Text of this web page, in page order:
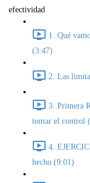
efectividad
1. Qué
(3:47)
2. Las
3. Primera
tomar el control
4.
hecho (9:01)